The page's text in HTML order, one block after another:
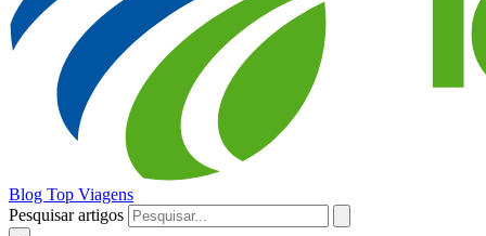
Blog Top Viagens
Pesquisar artigos